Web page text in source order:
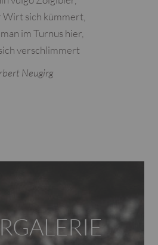
Wirt sich kümmert,
im Turnus hier,
verschlimmert
Neugirg